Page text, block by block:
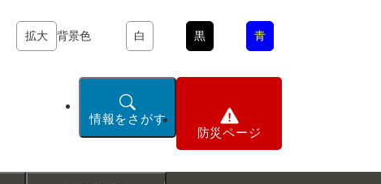
拡大 背景色 白 黒 青
情報をさがす
防災ページ